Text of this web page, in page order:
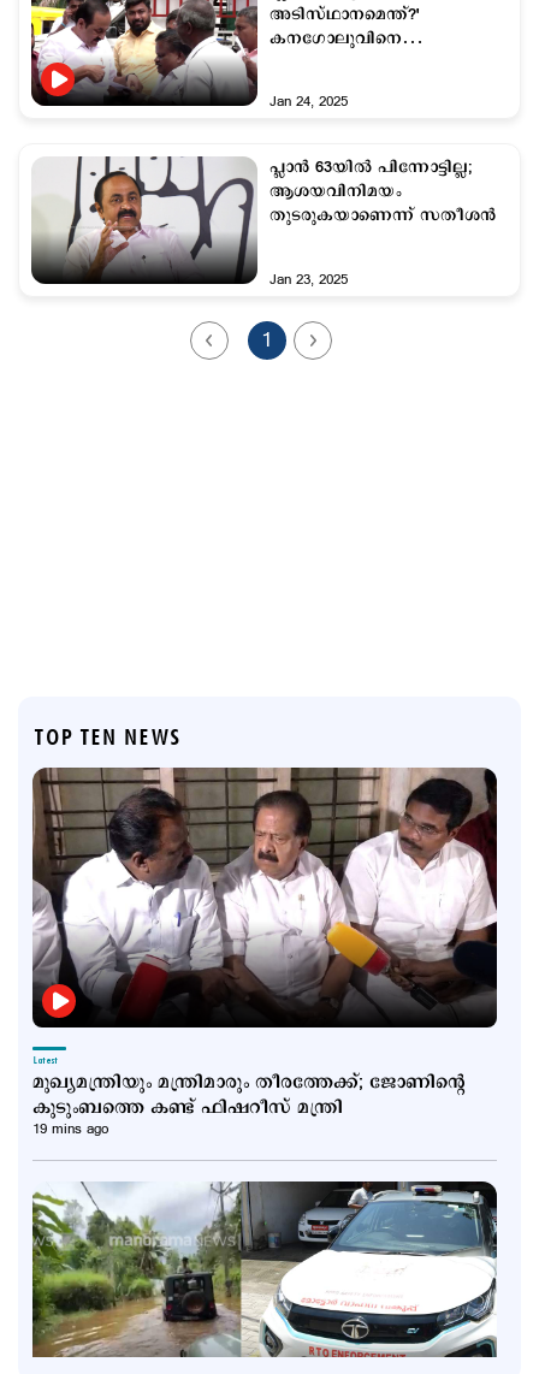
അടിസ്ഥാനമെന്ത്?'
കനഗോലുവിനെ
Jan 24, 2025
പ്ലാൻ 63യില്‍ പിന്നോട്ടില്ല;
ആശയവിനിമയം
തുടരുകയാണെന്ന് സതീശന്‍
Jan 23, 2025
1
TOP TEN NEWS
Latest
മുഖ്യമന്ത്രിയും മന്ത്രിമാരും തീരത്തേക്ക്; ജോണിന്‍റെ
കുടുംബത്തെ കണ്ട് ഫിഷറീസ് മന്ത്രി
19 mins ago